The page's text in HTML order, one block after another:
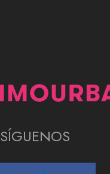
SÍGUENOS